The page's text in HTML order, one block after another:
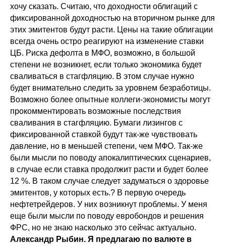
хочу сказать. Считаю, что доходности облигаций с
фиксированной доходностью на вторичном рынке для
этих эмитентов будут расти. Цены на такие облигации
всегда очень остро реагируют на изменение ставки
ЦБ. Риска дефолта в МФО, возможно, в большой
степени не возникнет, если только экономика будет
сваливаться в стагфляцию. В этом случае нужно
будет внимательно следить за уровнем безработицы.
Возможно более опытные коллеги-экономисты могут
прокомментировать возможные последствия
сваливания в стагфляцию. Бумаги лизингов с
фиксированной ставкой будут так-же чувствовать
давление, но в меньшей степени, чем МФО. Так-же
были мысли по поводу апокалиптических сценариев,
в случае если ставка продолжит расти и будет более
12 %. В таком случае следует задуматься о здоровье
эмитентов, у которых есть.? В первую очередь
нефтетрейдеров. У них возникнут проблемы. У меня
еще были мысли по поводу евробондов и решения
ФРС, но не знаю насколько это сейчас актуально.
Александр Рыбин. Я предлагаю по валюте в